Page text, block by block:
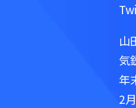
山
気
年
2